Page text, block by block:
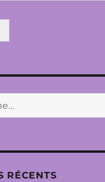
RÉCENTS